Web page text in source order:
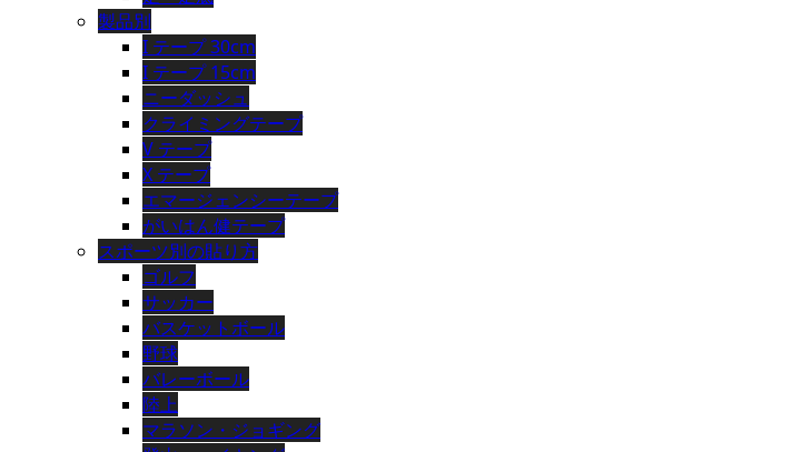
製品別
I テープ 30cm
I テープ 15cm
ニーダッシュ
クライミングテープ
V テープ
X テープ
エマージェンシーテープ
がいはん健テープ
スポーツ別の貼り方
ゴルフ
サッカー
バスケットボール
野球
バレーボール
陸上
マラソン・ジョギング